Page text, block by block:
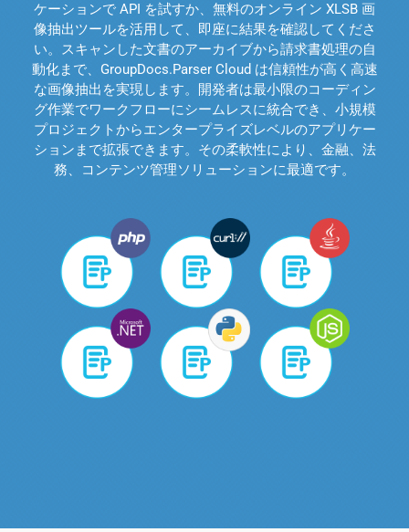
ケーションで API を試すか、無料のオンライン XLSB 画
像抽出ツールを活用して、即座に結果を確認してくださ
い。スキャンした文書のアーカイブから請求書処理の自
動化まで、GroupDocs.Parser Cloud は信頼性が高く高速
な画像抽出を実現します。開発者は最小限のコーディン
グ作業でワークフローにシームレスに統合でき、小規模
プロジェクトからエンタープライズレベルのアプリケー
ションまで拡張できます。その柔軟性により、金融、法
務、コンテンツ管理ソリューションに最適です。